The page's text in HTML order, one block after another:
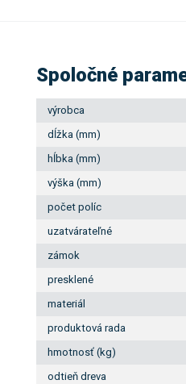
Spoločné
výrobca
dĺžka (mm)
hĺbka (mm)
výška (mm)
počet políc
uzatvárateľné
zámok
presklené
materiál
produktová rada
hmotnosť (kg)
odtieň dreva